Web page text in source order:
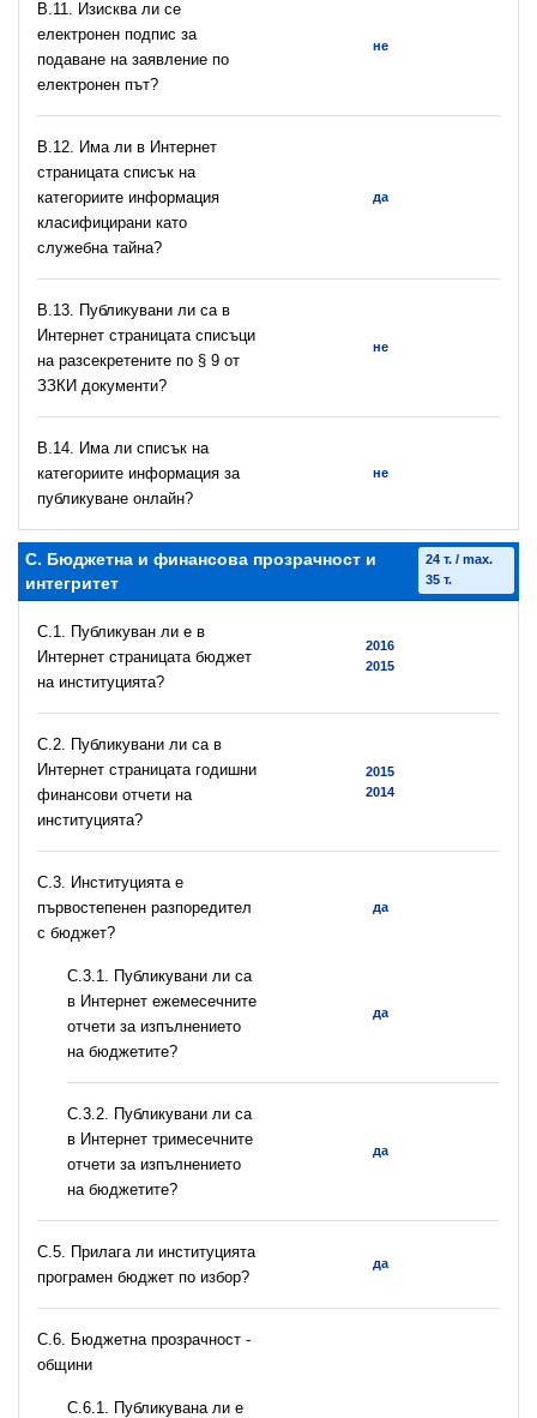
В.11. Изисква ли се
електронен подпис за
подаване на заявление по
електронен път?
не
В.12. Има ли в Интернет
страницата списък на
категориите информация
класифицирани като
служебна тайна?
да
В.13. Публикувани ли са в
Интернет страницата списъци
на разсекретените по § 9 от
ЗЗКИ документи?
не
В.14. Има ли списък на
категориите информация за
публикуване онлайн?
не
C. Бюджетна и финансова прозрачност и
интегритет
24 т. / max.
35 т.
C.1. Публикуван ли е в
Интернет страницата бюджет
на институцията?
2016
2015
C.2. Публикувани ли са в
Интернет страницата годишни
финансови отчети на
институцията?
2015
2014
C.3. Институцията е
първостепенен разпоредител
с бюджет?
да
С.3.1. Публикувани ли са
в Интернет ежемесечните
отчети за изпълнението
на бюджетите?
да
С.3.2. Публикувани ли са
в Интернет тримесечните
отчети за изпълнението
на бюджетите?
да
С.5. Прилага ли институцията
програмен бюджет по избор?
да
C.6. Бюджетна прозрачност -
общини
С.6.1. Публикувана ли е